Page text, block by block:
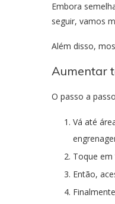
Embora
seguir, vamos
Além disso,
Aumentar
O passo a
Vá até
Toque em
Então,